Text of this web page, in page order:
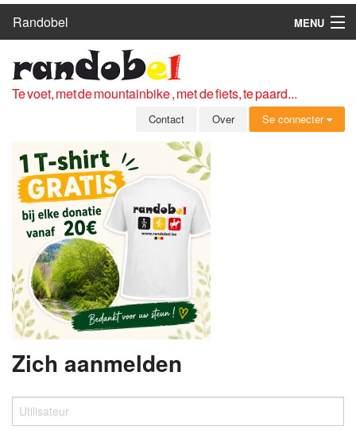
Randobel
MENU
ROUTES
CLUBS
OVER
LEDEN
ZICH AANMELDEN
GRATIS REGISTRATIE
WACHTWOORD VERGETEN
Te voet, met de mountainbike , met de fiets, te paard...
Contact Over Se connecter
Zich aanmelden